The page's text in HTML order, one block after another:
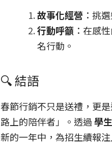
故事化經營 ：挑
行動呼籲 ：在感
名行動。
🔍 結語
春節行銷不只是送禮，更
路上的陪伴者」。透過 學
新的一年中，為招生續報